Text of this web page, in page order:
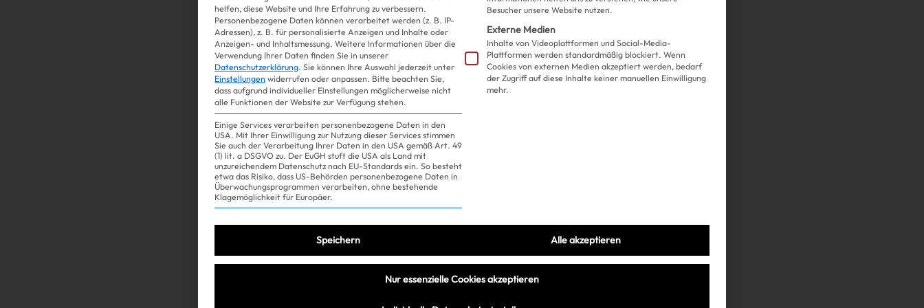
Experience
helfen, diese Website und Ihre Erfahrung zu verbessern.
Personenbezogene Daten können verarbeitet werden (z. B. IP-
Adressen), z. B. für personalisierte Anzeigen und Inhalte oder
Anzeigen- und Inhaltsmessung. Weitere Informationen über die
Verwendung Ihrer Daten finden Sie in unserer
Datenschutzerklärung. Sie können Ihre Auswahl jederzeit unter
Einstellungen widerrufen oder anpassen. Bitte beachten Sie,
dass aufgrund individueller Einstellungen möglicherweise nicht
alle Funktionen der Website zur Verfügung stehen.
Einige Services verarbeiten personenbezogene Daten in den
USA. Mit Ihrer Einwilligung zur Nutzung dieser Services stimmen
Sie auch der Verarbeitung Ihrer Daten in den USA gemäß Art. 49
(1) lit. a DSGVO zu. Der EuGH stuft die USA als Land mit
unzureichendem Datenschutz nach EU-Standards ein. So besteht
etwa das Risiko, dass US-Behörden personenbezogene Daten in
Überwachungsprogrammen verarbeiten, ohne bestehende
Klagemöglichkeit für Europäer.
Besucher unsere Website nutzen.
Externe Medien
Inhalte von Videoplattformen und Social-Media-
Plattformen werden standardmäßig blockiert. Wenn
Cookies von externen Medien akzeptiert werden, bedarf
der Zugriff auf diese Inhalte keiner manuellen Einwilligung
mehr.
Speichern Alle akzeptieren
Nur essenzielle Cookies akzeptieren